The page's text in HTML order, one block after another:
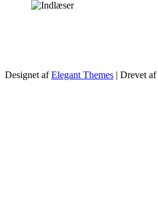
Designet afElegant Themes | Drevet af